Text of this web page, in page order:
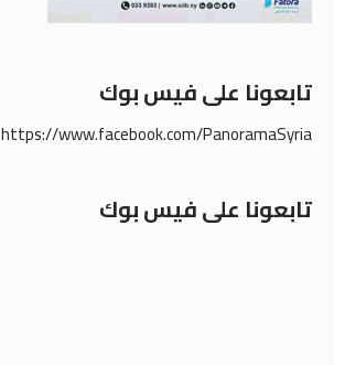
تابعونا على فيس بوك
https://www.facebook.com/PanoramaSyria
تابعونا على فيس بوك